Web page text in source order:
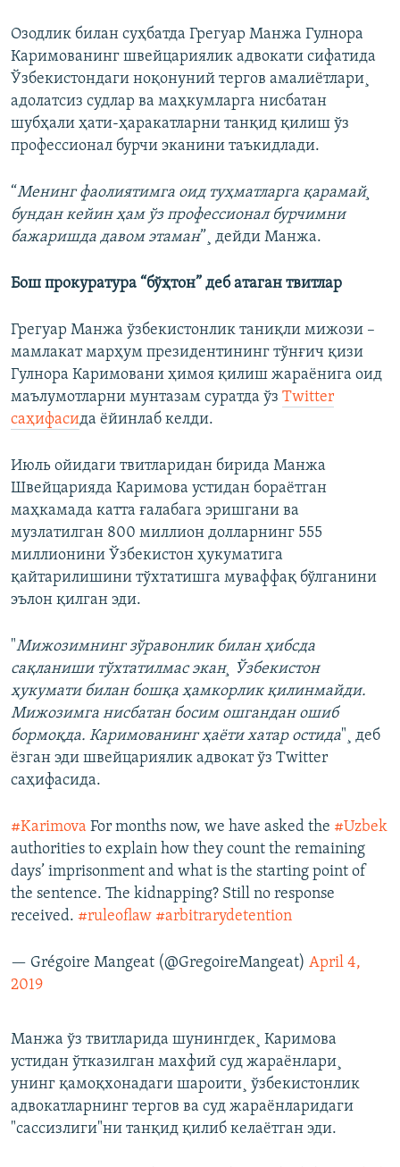
Озодлик билан суҳбатда Грегуар Манжа Гулнора
Каримованинг швейцариялик адвокати сифатида
Ўзбекистондаги ноқонуний тергов амалиëтлари¸
адолатсиз судлар ва маҳкумларга нисбатан
шубҳали ҳати-ҳаракатларни танқид қилиш ўз
профессионал бурчи эканини таъкидлади.
“Менинг фаолиятимга оид туҳматларга қарамай¸
бундан кейин ҳам ўз профессионал бурчимни
бажаришда давом этаман”¸ дейди Манжа.
Бош прокуратура “бўҳтон” деб атаган твитлар
Грегуар Манжа ўзбекистонлик таниқли мижози –
мамлакат марҳум президентининг тўнғич қизи
Гулнора Каримовани ҳимоя қилиш жараëнига оид
маълумотларни мунтазам суратда ўз Twitter
саҳифасида ëйинлаб келди.
Июль ойидаги твитларидан бирида Манжа
Швейцарияда Каримова устидан бораëтган
маҳкамада катта ғалабага эришгани ва
музлатилган 800 миллион долларнинг 555
миллионини Ўзбекистон ҳукуматига
қайтарилишини тўхтатишга муваффақ бўлганини
эълон қилган эди.
"Мижозимнинг зўравонлик билан ҳибсда
сақланиши тўхтатилмас экан¸ Ўзбекистон
ҳукумати билан бошқа ҳамкорлик қилинмайди.
Мижозимга нисбатан босим ошгандан ошиб
бормоқда. Каримованинг ҳаëти хатар остида"¸ деб
ëзган эди швейцариялик адвокат ўз Twitter
саҳифасида.
#Karimova For months now, we have asked the #Uzbek
authorities to explain how they count the remaining
days’ imprisonment and what is the starting point of
the sentence. The kidnapping? Still no response
received. #ruleoflaw #arbitrarydetention
— Grégoire Mangeat (@GregoireMangeat) April 4,
2019
Манжа ўз твитларида шунингдек¸ Каримова
устидан ўтказилган махфий суд жараëнлари¸
унинг қамоқхонадаги шароити¸ ўзбекистонлик
адвокатларнинг тергов ва суд жараëнларидаги
"сассизлиги"ни танқид қилиб келаëтган эди.